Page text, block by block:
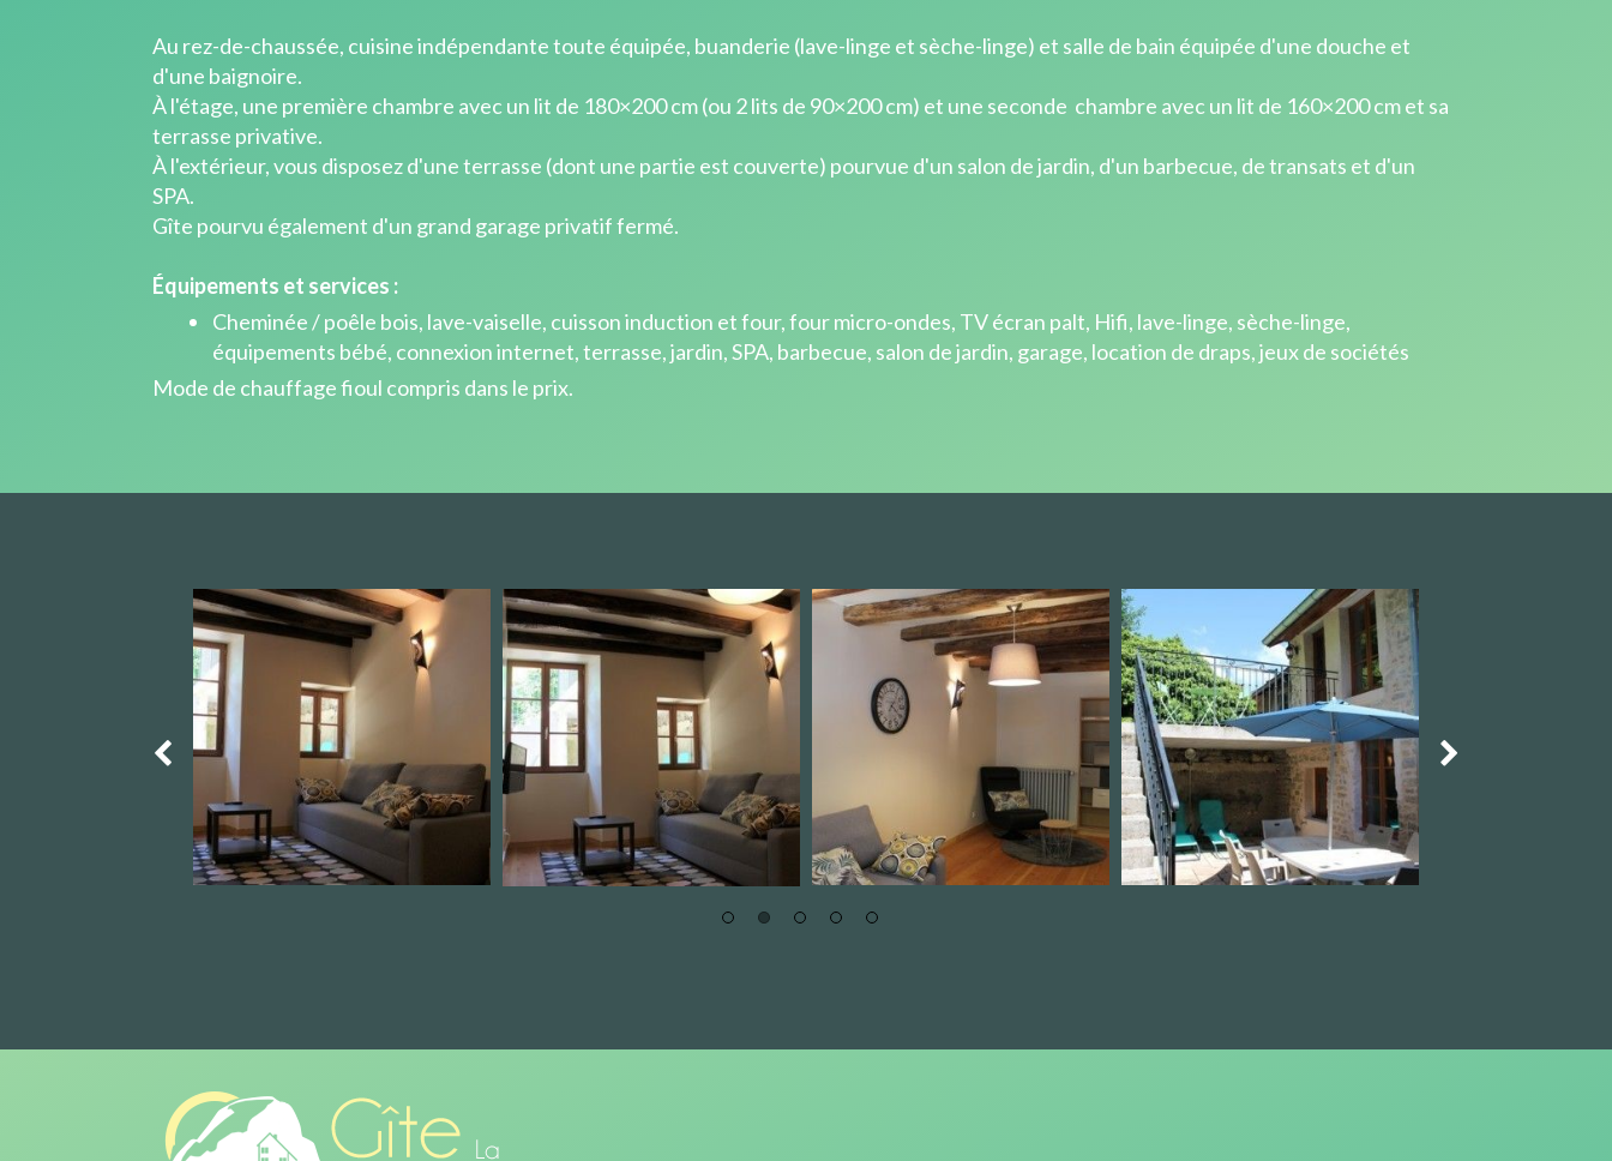
Au rez-de-chaussée, cuisine indépendante toute équipée, buanderie (lave-linge et sèche-linge) et salle de bain équipée d'une douche et
d'une baignoire.
À l'étage, une première chambre avec un lit de 180×200 cm (ou 2 lits de 90×200 cm) et une seconde chambre avec un lit de 160×200 cm et sa
terrasse privative.
À l'extérieur, vous disposez d'une terrasse (dont une partie est couverte) pourvue d'un salon de jardin, d'un barbecue, de transats et d'un
SPA.
Gîte pourvu également d'un grand garage privatif fermé.
Équipements et services :
Cheminée / poêle bois, lave-vaiselle, cuisson induction et four, four micro-ondes, TV écran palt, Hifi, lave-linge, sèche-linge,
équipements bébé, connexion internet, terrasse, jardin, SPA, barbecue, salon de jardin, garage, location de draps, jeux de sociétés
Mode de chauffage fioul compris dans le prix.